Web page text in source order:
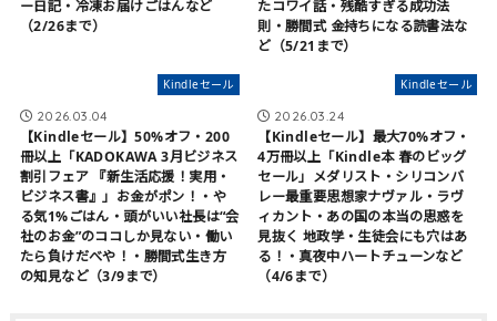
ー日記・冷凍お届けごはんなど
（2/26まで）
たコワイ話・残酷すぎる成功法
則・勝間式 金持ちになる読書法な
ど（5/21まで）
Kindleセール
2026.03.04
【Kindleセール】50%オフ・200
冊以上「KADOKAWA 3月ビジネス
割引フェア 『新生活応援！実用・
ビジネス書』」お金がポン！・や
る気1%ごはん・頭がいい社長は“会
社のお金”のココしか見ない・働い
たら負けだべや！・勝間式生き方
の知見など（3/9まで）
Kindleセール
2026.03.24
【Kindleセール】最大70%オフ・
4万冊以上「Kindle本 春のビッグ
セール」メダリスト・シリコンバ
レー最重要思想家ナヴァル・ラヴ
ィカント・あの国の本当の思惑を
見抜く 地政学・生徒会にも穴はあ
る！・真夜中ハートチューンなど
（4/6まで）